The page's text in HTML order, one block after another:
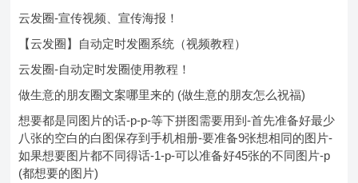
云发圈-宣传视频、宣传海报！
【云发圈】自动定时发圈系统（视频教程）
云发圈-自动定时发圈使用教程！
做生意的朋友圈文案哪里来的 (做生意的朋友怎么祝福)
想要都是同图片的话-p-p-等下拼图需要用到-首先准备好最少
八张的空白的白图保存到手机相册-要准备9张想相同的图片-
如果想要图片都不同得话-1-p-可以准备好45张的不同图片-p
(都想要的图片)